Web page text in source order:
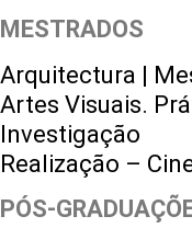
MESTRADOS
Arquitectura |
Artes Visuais.
Investigação
Realização –
PÓS-